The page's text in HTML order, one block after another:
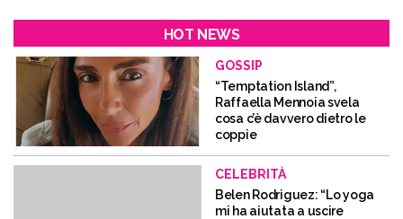
HOT NEWS
GOSSIP
“Temptation Island”,
Raffaella Mennoia svela
cosa c’è davvero dietro le
coppie
CELEBRITÀ
Belen Rodriguez: “Lo yoga
mi ha aiutata a uscire